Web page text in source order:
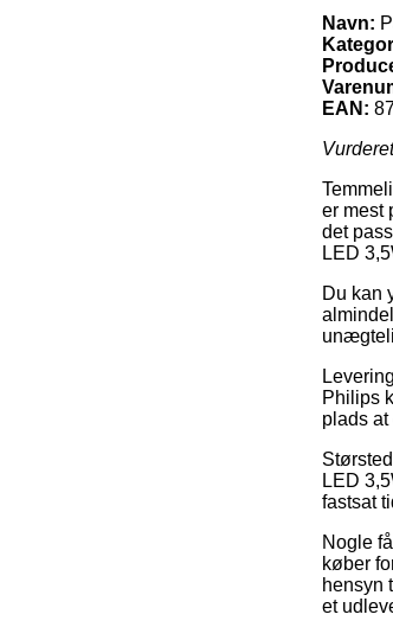
Navn:
EAN:
er mest
det
LED
Du kan
Philips
plads
LED
fastsat
Nogle
køber
hensyn
et